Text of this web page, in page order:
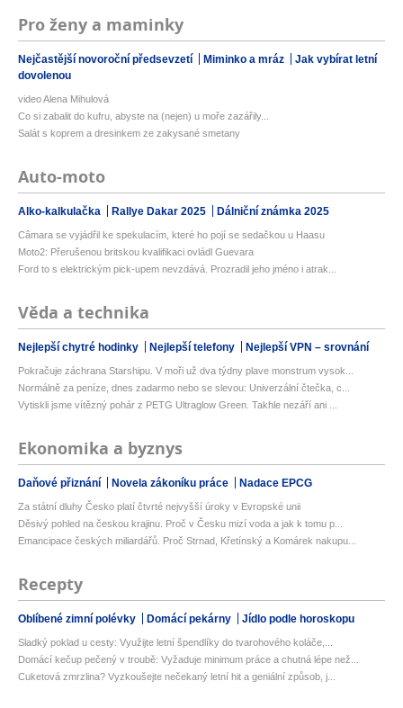
Pro ženy a maminky
Nejčastější novoroční předsevzetí Miminko a mráz
Jak vybírat letní
dovolenou
video Alena Mihulová
Co si zabalit do kufru, abyste na (nejen) u moře zazářily...
Salát s koprem a dresinkem ze zakysané smetany
Auto-moto
Alko-kalkulačka Rallye Dakar 2025 Dálniční známka 2025
Câmara se vyjádřil ke spekulacím, které ho pojí se sedačkou u Haasu
Moto2: Přerušenou britskou kvalifikaci ovládl Guevara
Ford to s elektrickým pick-upem nevzdává. Prozradil jeho jméno i atrak...
Věda a technika
Nejlepší chytré hodinky Nejlepší telefony Nejlepší VPN – srovnání
Pokračuje záchrana Starshipu. V moři už dva týdny plave monstrum vysok...
Normálně za peníze, dnes zadarmo nebo se slevou: Univerzální čtečka, c...
Vytiskli jsme vítězný pohár z PETG Ultraglow Green. Takhle nezáří ani ...
Ekonomika a byznys
Daňové přiznání Novela zákoníku práce Nadace EPCG
Za státní dluhy Česko platí čtvrté nejvyšší úroky v Evropské unii
Děsivý pohled na českou krajinu. Proč v Česku mizí voda a jak k tomu p...
Emancipace českých miliardářů. Proč Strnad, Křetínský a Komárek nakupu...
Recepty
Oblíbené zimní polévky Domácí pekárny Jídlo podle horoskopu
Sladký poklad u cesty: Využijte letní špendlíky do tvarohového koláče,...
Domácí kečup pečený v troubě: Vyžaduje minimum práce a chutná lépe než...
Cuketová zmrzlina? Vyzkoušejte nečekaný letní hit a geniální způsob, j...